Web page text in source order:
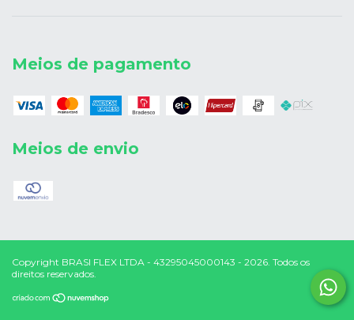
Meios de pagamento
Meios de envio
Copyright BRASI FLEX LTDA - 43295045000143 - 2026. Todos os
direitos reservados.